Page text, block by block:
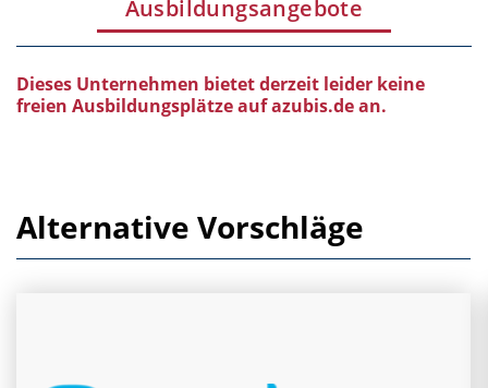
Ausbildungsangebote
Dieses Unternehmen bietet derzeit leider keine
freien Ausbildungsplätze auf azubis.de an.
Alternative Vorschläge